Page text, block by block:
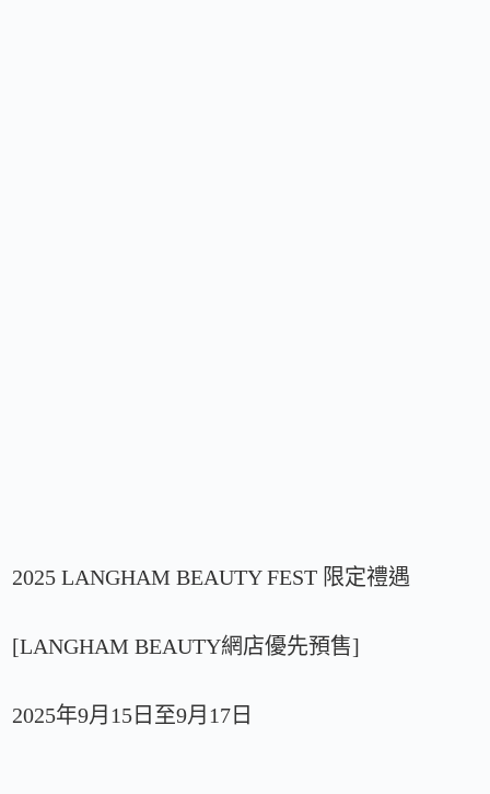
2025 LANGHAM BEAUTY FEST 限定禮遇
[LANGHAM BEAUTY網店優先預售]
2025年9月15日至9月17日